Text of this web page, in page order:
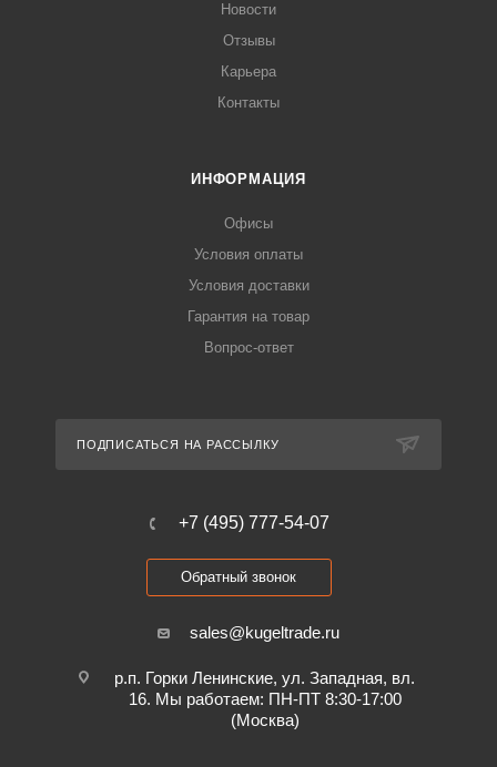
Новости
Отзывы
Карьера
Контакты
ИНФОРМАЦИЯ
Офисы
Условия оплаты
Условия доставки
Гарантия на товар
Вопрос-ответ
ПОДПИСАТЬСЯ НА РАССЫЛКУ
+7 (495) 777-54-07
Обратный звонок
sales@kugeltrade.ru
р.п. Горки Ленинские, ул. Западная, вл.
16. Мы работаем: ПН-ПТ 8:30-17:00
(Москва)